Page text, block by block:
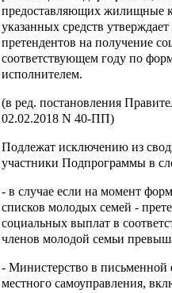
предоставляющих жилищные
указанных средств
претендентов на получение
соответствующем году по
исполнителем.
(в ред. постановления
02.02.2018 N 40-ПП)
Подлежат исключению из
участники Подпрограммы в
- в случае если на момент
списков молодых семей -
социальных выплат в
членов молодой семьи
- Министерство в
местного самоуправления,